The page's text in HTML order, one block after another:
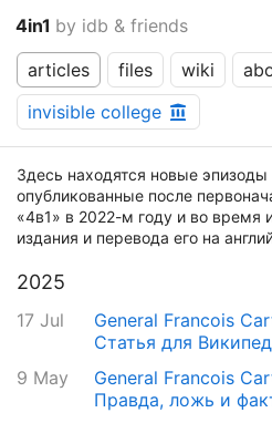
4in1 by idb & friends
articles
files wiki
invisible college
Здесь находятся новые эпизоды
опубликованные после
«4в1» в 2022-м году и во время
издания и перевода его на
2025
17 Jul
General Francois
Cтатья для
9 May
General Francois
Правда, ложь и